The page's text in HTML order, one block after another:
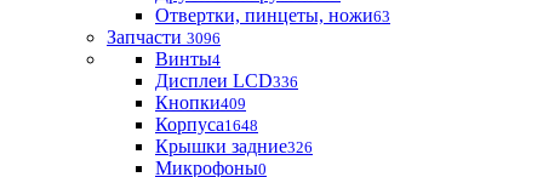
Отвертки, пинцеты, ножи63
Запчасти 3096
Винты4
Дисплеи LCD336
Кнопки409
Корпуса1648
Крышки задние326
Микрофоны0